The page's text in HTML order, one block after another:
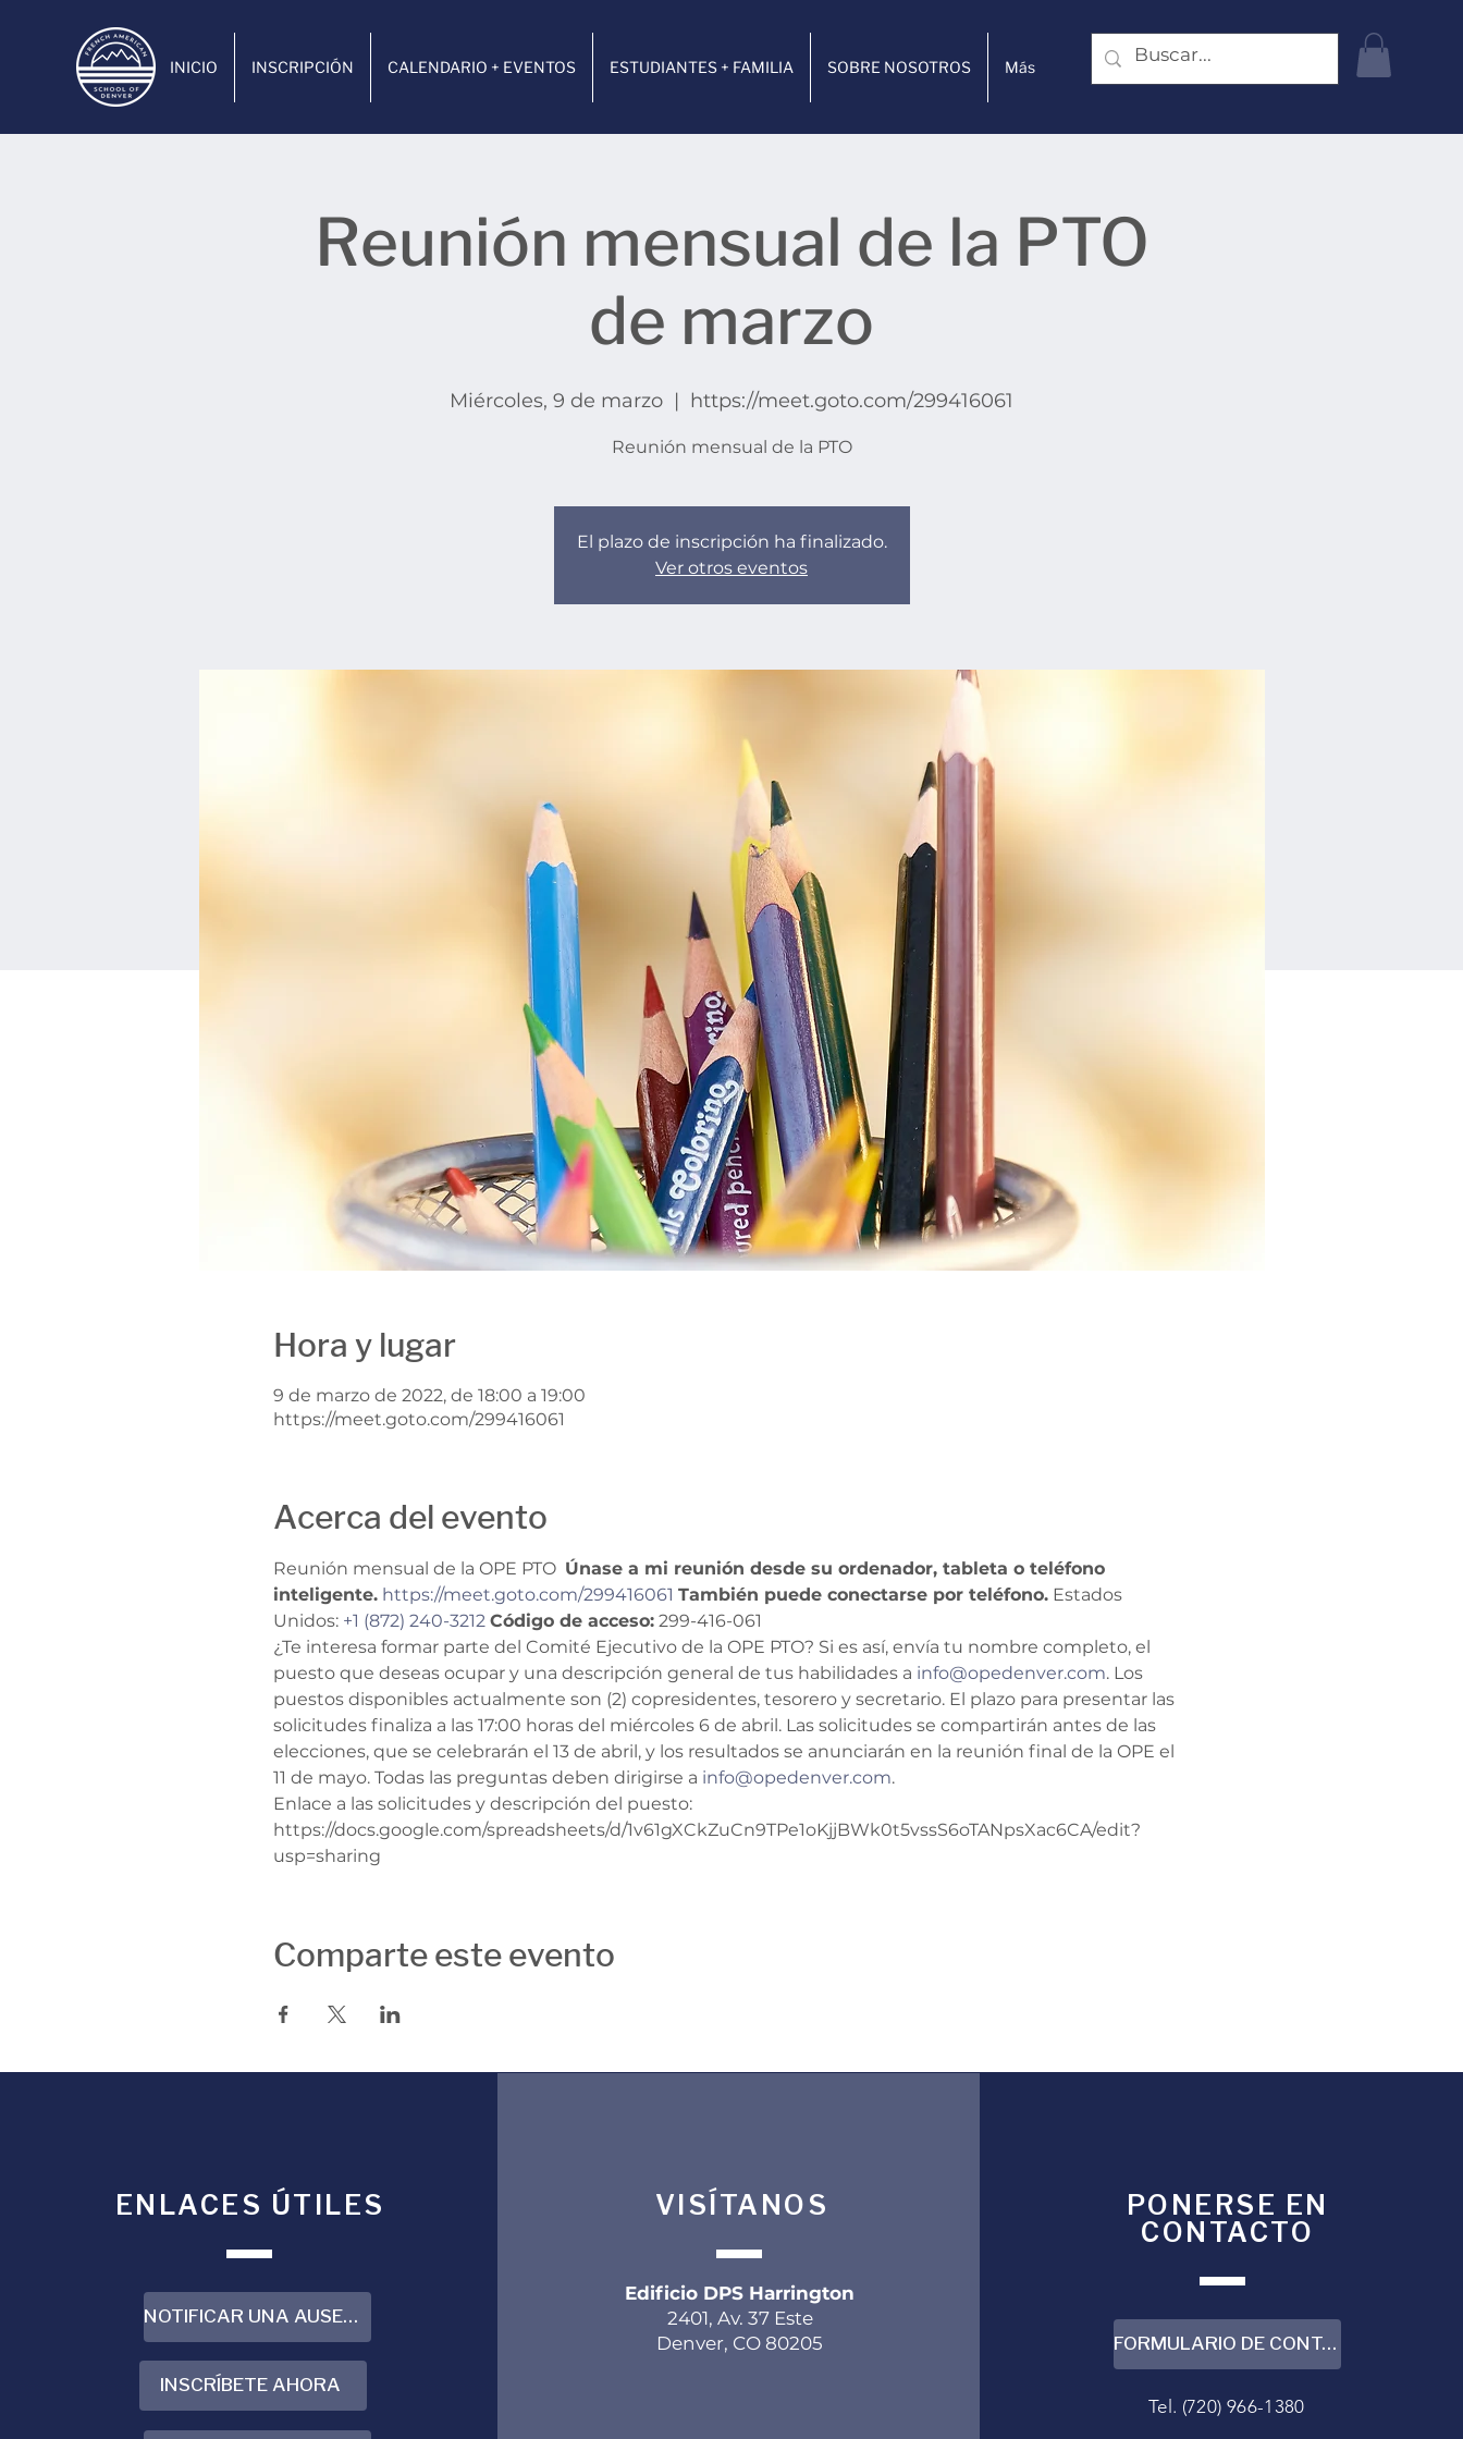
INICIO INSCRIPCIÓN CALENDARIO + EVENTOS ESTUDIANTES + FAMILIA SOBRE NOSOTROS Más
Reunión mensual de la PTO
de marzo
Miércoles, 9 de marzo
  |
https://meet.goto.com/299416061
Reunión mensual de la PTO
El plazo de inscripción ha finalizado.
Ver otros eventos
Hora y lugar
9 de marzo de 2022, de 18:00 a 19:00
https://meet.goto.com/299416061
Acerca del evento
Reunión mensual de la OPE PTO Únase a mi reunión desde su ordenador, tableta o teléfono
inteligente. https://meet.goto.com/299416061 También puede conectarse por teléfono. Estados
Unidos: +1 (872) 240-3212 Código de acceso: 299-416-061
¿Te interesa formar parte del Comité Ejecutivo de la OPE PTO? Si es así, envía tu nombre completo, el
puesto que deseas ocupar y una descripción general de tus habilidades a info@opedenver.com. Los
puestos disponibles actualmente son (2) copresidentes, tesorero y secretario. El plazo para presentar las
solicitudes finaliza a las 17:00 horas del miércoles 6 de abril. Las solicitudes se compartirán antes de las
elecciones, que se celebrarán el 13 de abril, y los resultados se anunciarán en la reunión final de la OPE el
11 de mayo. Todas las preguntas deben dirigirse a info@opedenver.com.
Enlace a las solicitudes y descripción del puesto:
https://docs.google.com/spreadsheets/d/1v61gXCkZuCn9TPe1oKjjBWk0t5vssS6oTANpsXac6CA/edit?
usp=sharing
Comparte este evento
ENLACES ÚTILES
NOTIFICAR UNA AUSENCIA
INSCRÍBETE AHORA
VISÍTANOS
Edificio DPS Harrington
2401, Av. 37 Este
Denver, CO 80205
PONERSE EN
CONTACTO
FORMULARIO DE CONTACTO
Tel. (720) 966-1380